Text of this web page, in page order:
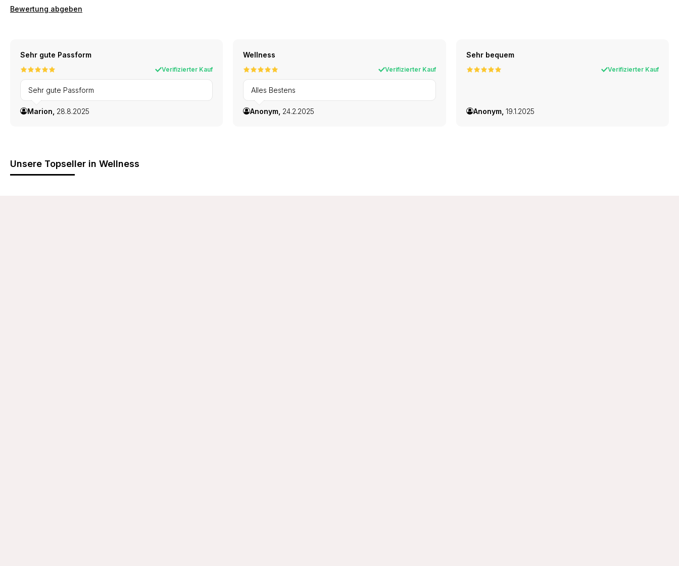
Bewertung abgeben
Sehr gute Passform
Verifizierter Kauf
Sehr gute Passform
Marion, 28.8.2025
Wellness
Verifizierter Kauf
Alles Bestens
Anonym, 24.2.2025
Sehr bequem
Verifizierter Kauf
Anonym, 19.1.2025
Unsere Topseller in Wellness